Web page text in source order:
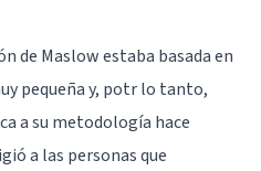
de Maslow estaba basada en
pequeña y, potr lo tanto,
a su metodología hace
a las personas que